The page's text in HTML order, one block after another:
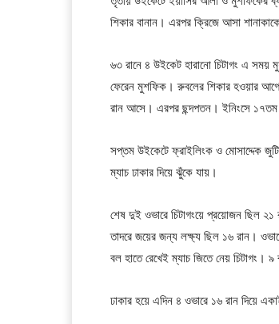
শিকার বানান। এরপর ক্রিজে আসা
৬৩ রানে ৪ উইকেট হারানো চিটাগং এ সময়
ফেরেন মুশফিক। রুবলের শিকার হওয়ার
রান আসে। এরপর ছন্দপতন। ইনিংসে ১৭তম
সপ্তম উইকেটে ফ্রাইলিংক ও মোসাদ্দেক
ম্যাচ ঢাকার দিয়ে ঝুঁকে যায়।
শেষ দুই ওভারে চিটাগংয়ে প্রয়োজন ছিল
তাদরে জয়ের জন্য লক্ষ্য ছিল ১৬ রান।
বল হাতে রেখেই ম্যাচ জিতে নেয় চিটাগং।
ঢাকার হয়ে এদিন ৪ ওভারে ১৬ রান দিয়ে